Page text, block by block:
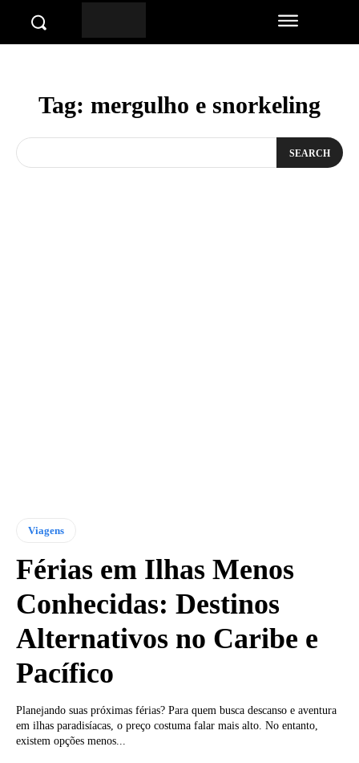
Tag: mergulho e snorkeling
SEARCH
Viagens
Férias em Ilhas Menos
Conhecidas: Destinos
Alternativos no Caribe e
Pacífico
Planejando suas próximas férias? Para quem busca descanso e aventura
em ilhas paradisíacas, o preço costuma falar mais alto. No entanto,
existem opções menos...